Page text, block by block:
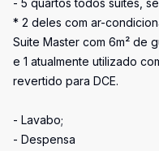
- 5 quartos todos suítes,
* 2 deles com ar-
Suite Master com 6m² de
e 1 atualmente utilizado
revertido para DCE.
- Lavabo;
- Despensa